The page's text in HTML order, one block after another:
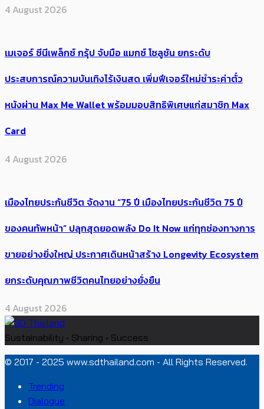
4 August 2026
เมเจอร์ ซีนีเพล็กซ์ กรุ้ป จับมือ แมกซ์ โซลูชัน ยกระดับ
ประสบการณ์ความบันเทิงไร้เงินสด เพิ่มฟีเจอร์ใหม่ชำระค่าตั๋ว
หนังผ่าน Max Me Wallet พร้อมมอบสิทธิพิเศษแก่สมาชิก Max
Card
4 August 2026
เมืองไทยประกันชีวิต จัดงาน “75 ปี เมืองไทยประกันชีวิต 75 ปี
ของคนทัพหน้า” ปลุกสุดยอดพลัง Do It Now แก่ทุกช่องทางการ
ขายอย่างยิ่งใหญ่ ประกาศเดินหน้าสร้าง Longevity Ecosystem
ยกระดับคุณภาพชีวิตคนไทยอย่างยั่งยืน
4 August 2026
Sustainability • Sharing • Success
© 2017 - 2025 www.sdthailand.com - All Rights Reserved.
Trending
Dialogue